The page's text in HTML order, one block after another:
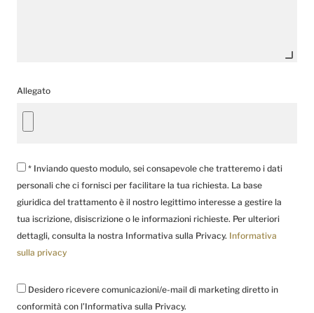
Allegato
* Inviando questo modulo, sei consapevole che tratteremo i dati
personali che ci fornisci per facilitare la tua richiesta. La base
giuridica del trattamento è il nostro legittimo interesse a gestire la
tua iscrizione, disiscrizione o le informazioni richieste. Per ulteriori
dettagli, consulta la nostra Informativa sulla Privacy. Informativa
sulla privacy
Desidero ricevere comunicazioni/e-mail di marketing diretto in
conformità con l’Informativa sulla Privacy.